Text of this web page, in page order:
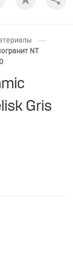
—
NT
Gris